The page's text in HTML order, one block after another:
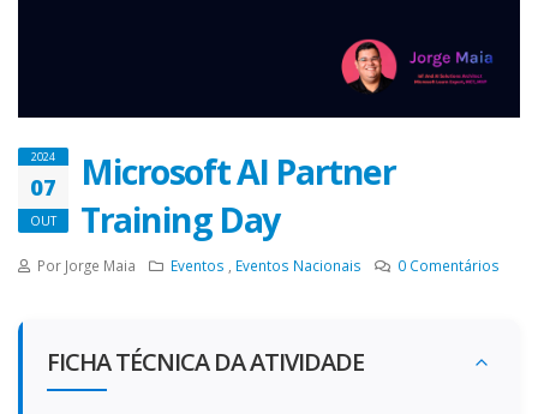
2024
07
OUT
Microsoft AI Partner
Training Day
Por Jorge Maia Eventos Eventos Nacionais 0 Comentários
FICHA TÉCNICA DA ATIVIDADE